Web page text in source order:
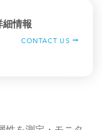
細情報
CONTACT US